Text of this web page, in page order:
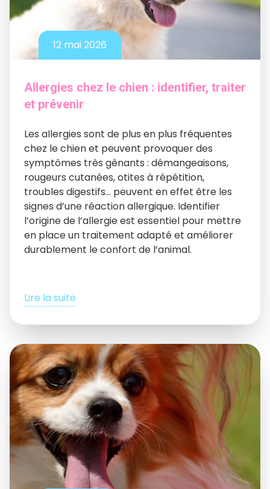
12 mai 2026
Allergies chez le chien : identifier, traiter
et prévenir
Les allergies sont de plus en plus fréquentes
chez le chien et peuvent provoquer des
symptômes très gênants : démangeaisons,
rougeurs cutanées, otites à répétition,
troubles digestifs… peuvent en effet être les
signes d’une réaction allergique. Identifier
l’origine de l’allergie est essentiel pour mettre
en place un traitement adapté et améliorer
durablement le confort de l’animal.
Lire la suite